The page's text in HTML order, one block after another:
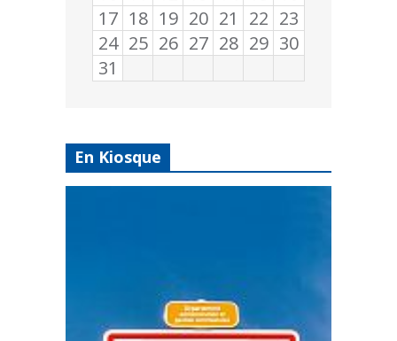
17 18 19 20 21 22 23
24 25 26 27 28 29 30
31
En Kiosque